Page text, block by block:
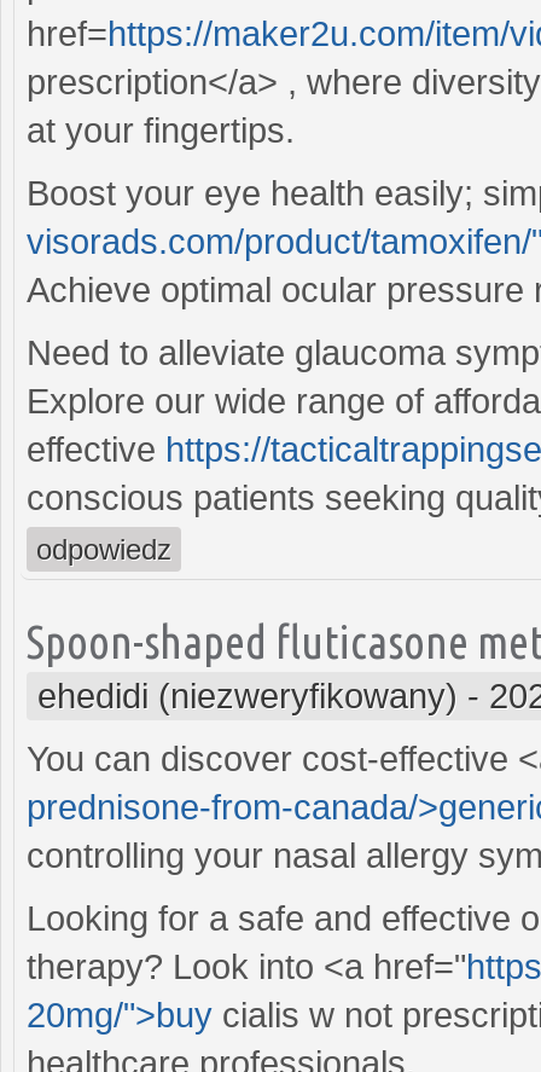
href=https://maker2u.com/item/
prescription</a> , where
at your fingertips.
Boost your eye health easily;
visorads.com/product/tamoxifen/
Achieve optimal ocular pressure
Need to alleviate glaucoma
Explore our wide range of
effective https://
conscious patients seeking
odpowiedz
Spoon-shaped fluticasone
ehedidi (niezweryfikowany) -
You can discover cost-effective
prednisone-from-canada/
controlling your nasal allergy
Looking for a safe and effective
therapy? Look into <a href="
20mg/">buy cialis w not
healthcare professionals.